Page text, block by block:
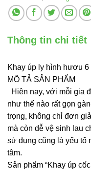
Thông tin chi tiết
Khay úp ly hình hươu 6
MÔ TẢ SẢN PHẨM
Hiện nay, với mỗi gia
như thế nào rất gọn
trọng, không chỉ đơn
mà còn dễ vệ sinh lau
sử dụng cũng là yếu tố
tâm.
Sản phẩm “Khay úp